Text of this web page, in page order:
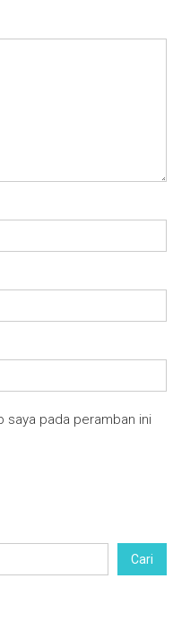
saya pada peramban ini
Cari